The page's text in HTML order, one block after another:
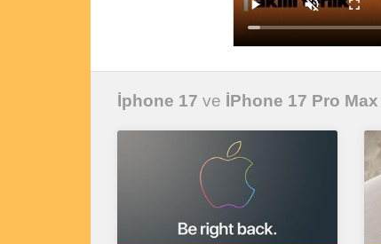
İphone 17 ve İPhone 17 Pro Max